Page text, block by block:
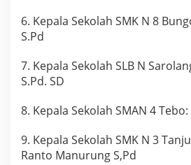
6. Kepala Sekolah SMK N 8
S.Pd
7. Kepala Sekolah SLB N
S.Pd. SD
8. Kepala Sekolah SMAN 4
9. Kepala Sekolah SMK N 3
Ranto Manurung S,Pd